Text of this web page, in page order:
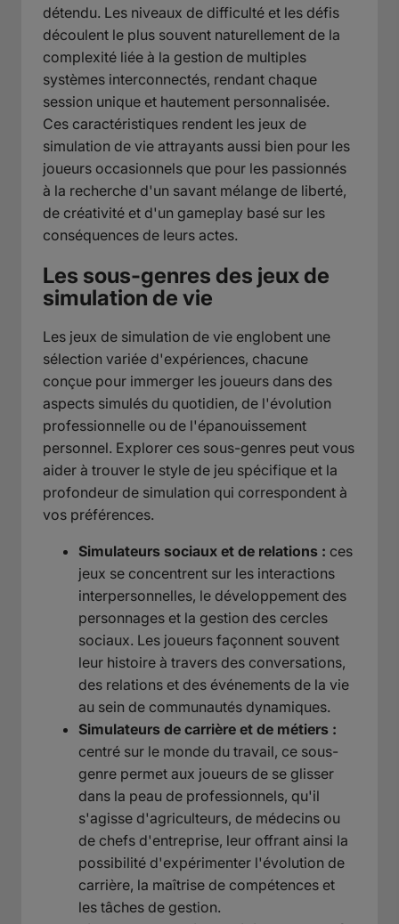
détendu. Les niveaux de difficulté et les défis
découlent le plus souvent naturellement de la
complexité liée à la gestion de multiples
systèmes interconnectés, rendant chaque
session unique et hautement personnalisée.
Ces caractéristiques rendent les jeux de
simulation de vie attrayants aussi bien pour les
joueurs occasionnels que pour les passionnés
à la recherche d'un savant mélange de liberté,
de créativité et d'un gameplay basé sur les
conséquences de leurs actes.
Les sous-genres des jeux de
simulation de vie
Les jeux de simulation de vie englobent une
sélection variée d'expériences, chacune
conçue pour immerger les joueurs dans des
aspects simulés du quotidien, de l'évolution
professionnelle ou de l'épanouissement
personnel. Explorer ces sous-genres peut vous
aider à trouver le style de jeu spécifique et la
profondeur de simulation qui correspondent à
vos préférences.
Simulateurs sociaux et de relations : ces
jeux se concentrent sur les interactions
interpersonnelles, le développement des
personnages et la gestion des cercles
sociaux. Les joueurs façonnent souvent
leur histoire à travers des conversations,
des relations et des événements de la vie
au sein de communautés dynamiques.
Simulateurs de carrière et de métiers :
centré sur le monde du travail, ce sous-
genre permet aux joueurs de se glisser
dans la peau de professionnels, qu'il
s'agisse d'agriculteurs, de médecins ou
de chefs d'entreprise, leur offrant ainsi la
possibilité d'expérimenter l'évolution de
carrière, la maîtrise de compétences et
les tâches de gestion.